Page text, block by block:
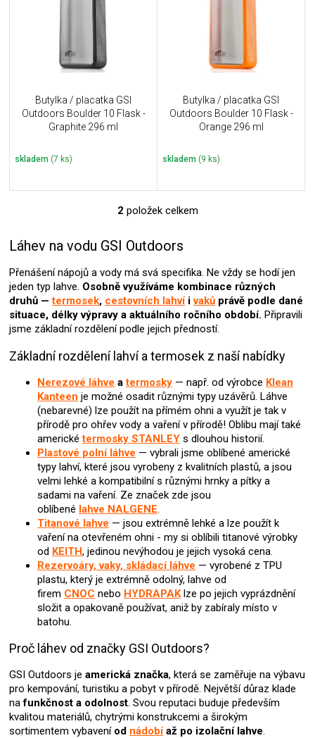
Butylka / placatka GSI
Outdoors Boulder 10 Flask -
Graphite 296 ml
skladem (7 ks)
Butylka / placatka GSI
Outdoors Boulder 10 Flask -
Orange 296 ml
skladem (9 ks)
O
l
d
a
c
í
p
r
v
k
y
v
ý
p
i
s
u
2 položek celkem
Láhev na vodu GSI Outdoors
Přenášení nápojů a vody má svá specifika. Ne vždy se hodí jen
jeden typ lahve. Osobně využíváme kombinace různých
druhů — termosek, cestovních lahví i vaků právě podle dané
situace, délky výpravy a aktuálního ročního období. Připravili
jsme základní rozdělení podle jejich předností.
Základní rozdělení lahví a termosek z naší nabídky
Nerezové láhve a termosky — např. od výrobce Klean
Kanteen je možné osadit různými typy uzávěrů. Láhve
(nebarevné) lze použít na přímém ohni a využít je tak v
přírodě pro ohřev vody a vaření v přírodě! Oblibu mají také
americké termosky STANLEY s dlouhou historií.
Plastové polní láhve — vybrali jsme oblíbené americké
typy lahví, které jsou vyrobeny z kvalitních plastů, a jsou
velmi lehké a kompatibilní s různými hrnky a pítky a
sadami na vaření. Ze značek zde jsou
oblíbené lahve NALGENE.
Titanové lahve — jsou extrémně lehké a lze použít k
vaření na otevřeném ohni - my si oblíbili titanové výrobky
od KEITH, jedinou nevýhodou je jejich vysoká cena.
Rezervoáry, vaky, skládací láhve — vyrobené z TPU
plastu, který je extrémně odolný, lahve od
firem CNOC nebo HYDRAPAKlze po jejich vyprázdnění
složit a opakovaně používat, aniž by zabíraly místo v
batohu.
Proč láhev od značky GSI Outdoors?
GSI Outdoors je americká značka, která se zaměřuje na výbavu
pro kempování, turistiku a pobyt v přírodě. Největší důraz klade
nafunkčnost a odolnost. Svou reputaci buduje především
kvalitou materiálů, chytrými konstrukcemi a širokým
sortimentem vybaveníod nádobíaž po izolační lahve.